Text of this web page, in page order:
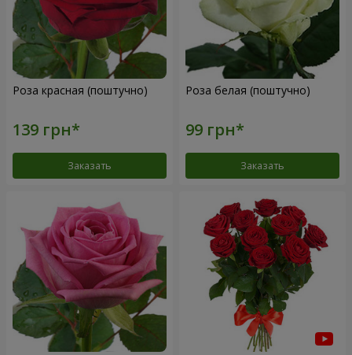
Роза красная (поштучно)
Заказать
Роза белая (поштучно)
Заказать